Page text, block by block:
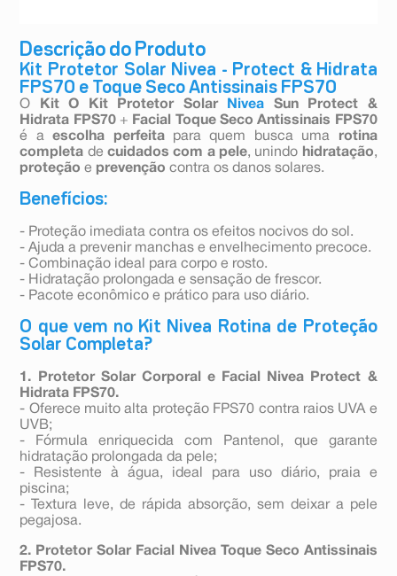
Descrição do Produto
Kit Protetor Solar Nivea - Protect & Hidrata
FPS70 e Toque Seco Antissinais FPS70
O Kit O Kit Protetor Solar Nivea Sun Protect &
Hidrata FPS70+ Facial Toque Seco Antissinais FPS70
é aescolha perfeitapara quem busca uma rotina
completa decuidados com a pele, unindo hidratação,
proteção e prevenção contra os danos solares.
Benefícios:
- Proteção imediata contra os efeitos nocivos do sol.
- Ajuda a prevenir manchas e envelhecimento precoce.
- Combinação ideal para corpo e rosto.
- Hidratação prolongada e sensação de frescor.
- Pacote econômico e prático para uso diário.
O que vem no Kit Nivea Rotina de Proteção
Solar Completa?
1. Protetor Solar Corporal e Facial Nivea Protect &
Hidrata FPS70.
- Oferece muito alta proteção FPS70 contra raios UVA e
UVB;
- Fórmula enriquecida com Pantenol, que garante
hidratação prolongada da pele;
- Resistente à água, ideal para uso diário, praia e
piscina;
- Textura leve, de rápida absorção, sem deixar a pele
pegajosa.
2. Protetor Solar Facial Nivea Toque Seco Antissinais
FPS70.